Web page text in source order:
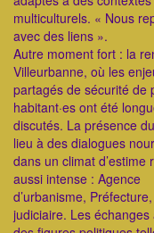
multiculturels. « Nous
avec des liens ».
Autre moment fort : la
Villeurbanne, où les
partagés de sécurité de
habitant·es ont été
discutés. La présence
lieu à des dialogues
dans un climat d’estime
aussi intense : Agence
d’urbanisme,
judiciaire. Les échanges